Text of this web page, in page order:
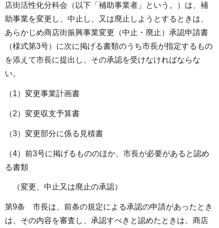
店街活性化分科会（以下「補助事業者」という。）は、補
助事業を変更し、中止し、又は廃止しようとするときは、
あらかじめ商店街振興事業変更（中止・廃止）承認申請書
（様式第3号）に次に掲げる書類のうち市長が指定するもの
を添えて市長に提出し、その承認を受けなければならな
い。
（1）変更事業計画書
（2）変更収支予算書
（3）変更部分に係る見積書
（4）前3号に掲げるもののほか、市長が必要があると認め
る書類
（変更、中止又は廃止の承認）
第9条 市長は、前条の規定による承認の申請があったとき
は、その内容を審査し、承認すべきと認めたときは、商店